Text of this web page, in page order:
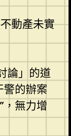
動產未實
論」的道
警的辦案
，無力增